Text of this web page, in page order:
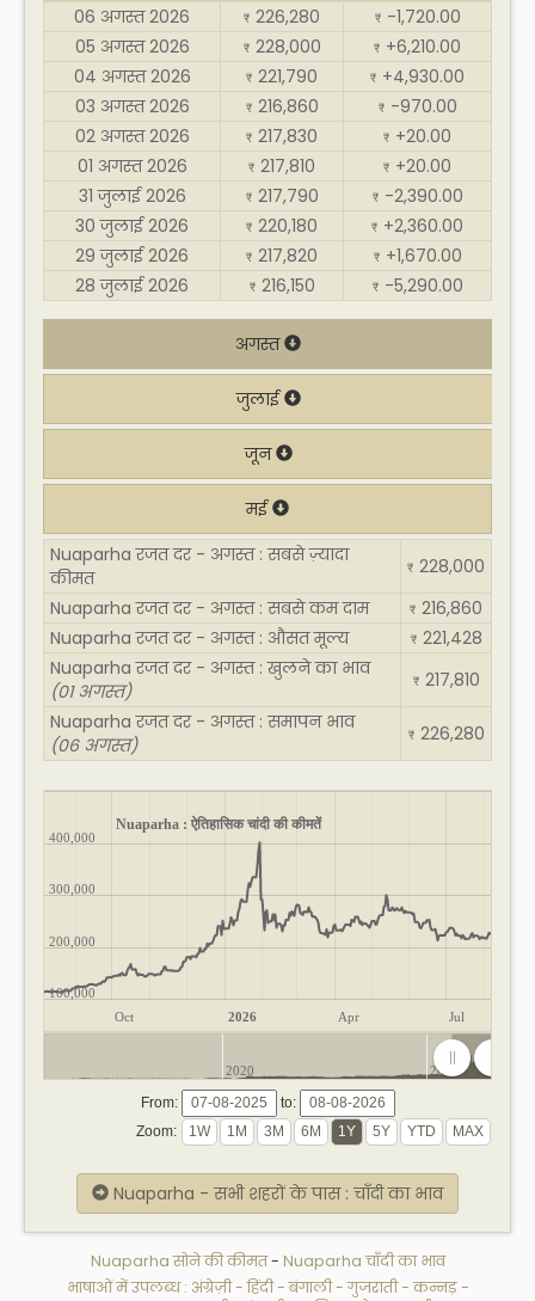
06 अगस्त 2026
₹ 226,280 ₹ -1,720.00
05 अगस्त 2026
₹ 228,000 ₹ +6,210.00
04 अगस्त 2026
₹ 221,790 ₹ +4,930.00
03 अगस्त 2026
₹ 216,860 ₹ -970.00
02 अगस्त 2026
₹ 217,830 ₹ +20.00
01 अगस्त 2026
₹ 217,810 ₹ +20.00
31 जुलाई 2026
₹ 217,790 ₹ -2,390.00
30 जुलाई 2026
₹ 220,180 ₹ +2,360.00
29 जुलाई 2026
₹ 217,820 ₹ +1,670.00
28 जुलाई 2026
₹ 216,150 ₹ -5,290.00
अगस्त
जुलाई
जून
मई
Nuaparha रजत दर - अगस्त : सबसे ज़्यादा
कीमत
₹ 228,000
Nuaparha रजत दर - अगस्त : सबसे कम दाम
₹ 216,860
Nuaparha रजत दर - अगस्त : औसत मूल्य
₹ 221,428
Nuaparha रजत दर - अगस्त : खुलने का भाव
(01 अगस्त)
₹ 217,810
Nuaparha रजत दर - अगस्त : समापन भाव
(06 अगस्त)
₹ 226,280
Nuaparha : ऐतिहासिक चांदी की कीमतें
Oct 2026 Apr Jul
100,000
200,000
300,000
400,000
2020 2025
From:
to:
Zoom:
Nuaparha - सभी शहरों के पास : चाँदी का भाव
Nuaparha सोने की कीमत- Nuaparha चाँदी का भाव
भाषाओं में उपलब्ध : अंग्रेज़ी-हिंदी-बंगाली-गुजराती-कन्नड़-